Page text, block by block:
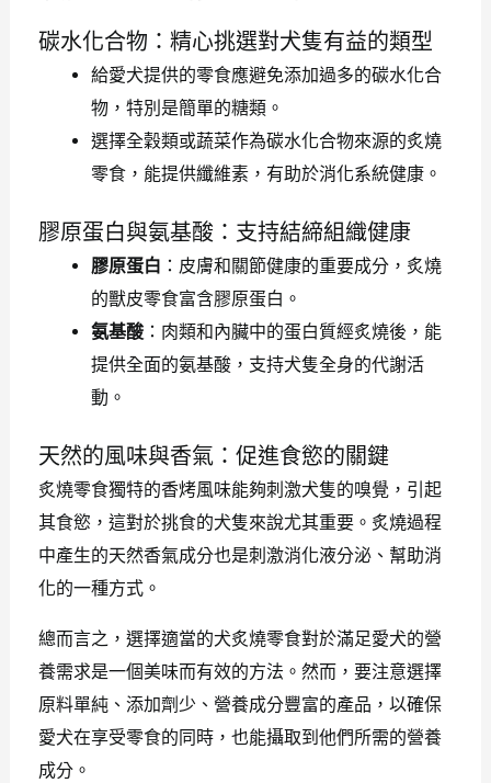
碳水化合物：精心挑選對犬隻有益的類型
給愛犬提供的零食應避免添加過多的碳水化合
物，特別是簡單的糖類。
選擇全穀類或蔬菜作為碳水化合物來源的炙燒
零食，能提供纖維素，有助於消化系統健康。
膠原蛋白與氨基酸：支持結締組織健康
膠原蛋白 ：皮膚和關節健康的重要成分，炙燒
的獸皮零食富含膠原蛋白。
氨基酸：肉類和內臟中的蛋白質經炙燒後，能
提供全面的氨基酸，支持犬隻全身的代謝活
動。
天然的風味與香氣：促進食慾的關鍵
炙燒零食獨特的香烤風味能夠刺激犬隻的嗅覺，引起
其食慾，這對於挑食的犬隻來說尤其重要。炙燒過程
中產生的天然香氣成分也是刺激消化液分泌、幫助消
化的一種方式。
總而言之，選擇適當的犬炙燒零食對於滿足愛犬的營
養需求是一個美味而有效的方法。然而，要注意選擇
原料單純、添加劑少、營養成分豐富的產品，以確保
愛犬在享受零食的同時，也能攝取到他們所需的營養
成分。